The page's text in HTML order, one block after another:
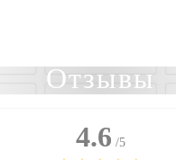
Отзывы
4.6 /5